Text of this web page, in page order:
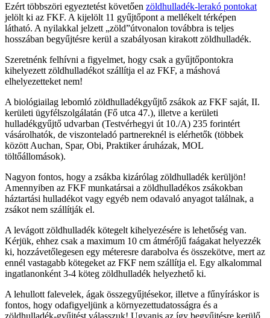
Ezért többszöri egyeztetést követően zöldhulladék-lerakó pontokat
jelölt ki az FKF. A kijelölt 11 gyűjtőpont a mellékelt térképen
látható. A nyilakkal jelzett „zöld”útvonalon továbbra is teljes
hosszában begyűjtésre kerül a szabályosan kirakott zöldhulladék.
Szeretnénk felhívni a figyelmet, hogy csak a gyűjtőpontokra
kihelyezett zöldhulladékot szállítja el az FKF, a máshová
elhelyezetteket nem!
A biológiailag lebomló zöldhulladékgyűjtő zsákok az FKF saját, II.
kerületi ügyfélszolgálatán (Fő utca 47.), illetve a kerületi
hulladékgyűjtő udvarban (Testvérhegyi út 10./A) 235 forintért
vásárolhatók, de viszonteladó partnereknél is elérhetők (többek
között Auchan, Spar, Obi, Praktiker áruházak, MOL
töltőállomások).
Nagyon fontos, hogy a zsákba kizárólag zöldhulladék kerüljön!
Amennyiben az FKF munkatársai a zöldhulladékos zsákokban
háztartási hulladékot vagy egyéb nem odavaló anyagot találnak, a
zsákot nem szállítják el.
A levágott zöldhulladék kötegelt kihelyezésére is lehetőség van.
Kérjük, ehhez csak a maximum 10 cm átmérőjű faágakat helyezzék
ki, hozzávetőlegesen egy méteresre darabolva és összekötve, mert az
ennél vastagabb kötegeket az FKF nem szállítja el. Egy alkalommal
ingatlanonként 3-4 köteg zöldhulladék helyezhető ki.
A lehullott falevelek, ágak összegyűjtésekor, illetve a fűnyíráskor is
fontos, hogy odafigyeljünk a környezettudatosságra és a
zöldhulladék-gyűjtést válasszuk! Ugyanis az így begyűjtésre kerülő